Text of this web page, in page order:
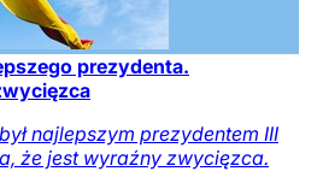
prezydenta.
najlepszym prezydentem III
że jest wyraźny zwycięzca.